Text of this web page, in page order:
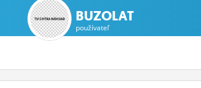
BUZOLAT
používateľ